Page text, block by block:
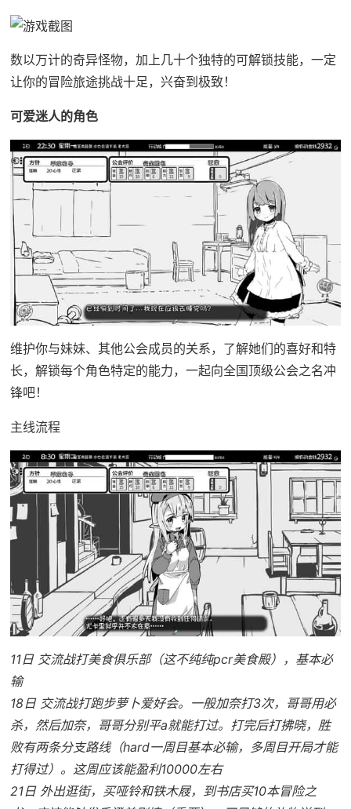
数以万计的奇异怪物，加上几十个独特的可解锁技能，一定
让你的冒险旅途挑战十足，兴奋到极致！
可爱迷人的角色
维护你与妹妹、其他公会成员的关系，了解她们的喜好和特
长，解锁每个角色特定的能力，一起向全国顶级公会之名冲
锋吧！
主线流程
11日 交流战打美食俱乐部（这不纯纯pcr美食殿），基本必
输
18日 交流战打跑步萝卜爱好会。一般加奈打3次，哥哥用必
杀，然后加奈，哥哥分别平a就能打过。打完后打拂晓，胜
败有两条分支路线（hard一周目基本必输，多周目开局才能
打得过）。这周应该能盈利10000左右
21日 外出逛街，买哑铃和铁木屐，到书店买10本冒险之